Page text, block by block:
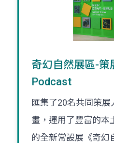
奇幻自然展區-策
Podcast
匯集了20名共同策
畫，運用了豐富的本
的全新常設展《奇幻